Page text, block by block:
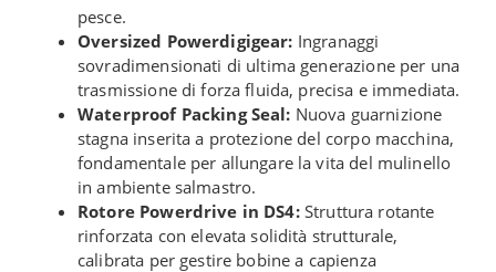
pesce.
Oversized Powerdigigear: Ingranaggi
sovradimensionati di ultima generazione per una
trasmissione di forza fluida, precisa e immediata.
Waterproof Packing Seal: Nuova guarnizione
stagna inserita a protezione del corpo macchina,
fondamentale per allungare la vita del mulinello
in ambiente salmastro.
Rotore Powerdrive in DS4:Struttura rotante
rinforzata con elevata solidità strutturale,
calibrata per gestire bobine a capienza